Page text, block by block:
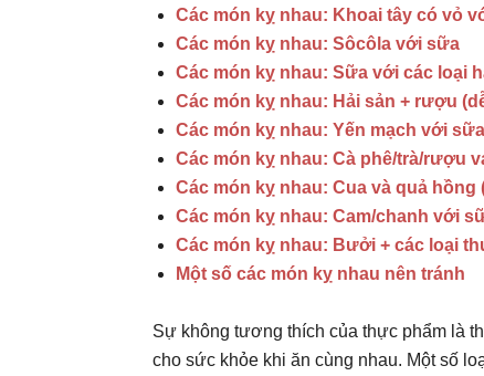
Các món kỵ nhau: Khoai tây có vỏ
Các món kỵ nhau: Sôcôla với sữa
Các món kỵ nhau: Sữa với các loại
Các món kỵ nhau: Hải sản + rượu
Các món kỵ nhau: Yến mạch với sữa
Các món kỵ nhau: Cà phê/trà/rượu
Các món kỵ nhau: Cua và quả hồng
Các món kỵ nhau: Cam/chanh với
Các món kỵ nhau: Bưởi + các loại
Một số các món kỵ nhau nên tránh
Sự không tương thích của thực phẩm là
cho sức khỏe khi ăn cùng nhau. Một số